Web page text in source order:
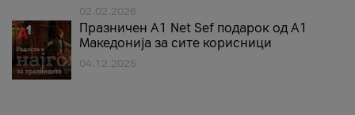
02.02.2026
Празничен A1 Net Sеf подарок од А1
Македонија за сите корисници
04.12.2025